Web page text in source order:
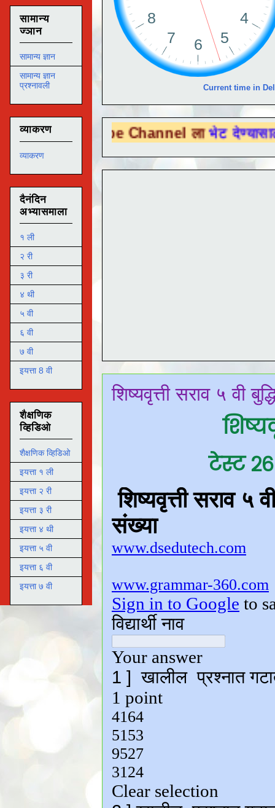
Current time in
Tube Channel ला भेट देण्यासाठी येथे क्लिक
शिष्यवृत्ती सराव ५ वी
टेस्ट
सामान्य
ज्ञान
सामान्य ज्ञान
सामान्य ज्ञान
प्रश्नावली
व्याकरण
व्याकरण
दैनंदिन
अभ्यासमाला
१ ली
२ री
३ री
४ थी
५ वी
६ वी
७ वी
इयत्ता 8 वी
शैक्षणिक
व्हिडिओ
शैक्षणिक व्हिडिओ
इयत्ता १ ली
इयत्ता २ री
इयत्ता ३ री
इयत्ता ४ थी
इयत्ता ५ वी
इयत्ता ६ वी
इयत्ता ७ वी